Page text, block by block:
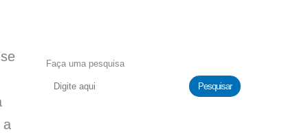
a
Faça uma pesquisa
Pesquisar